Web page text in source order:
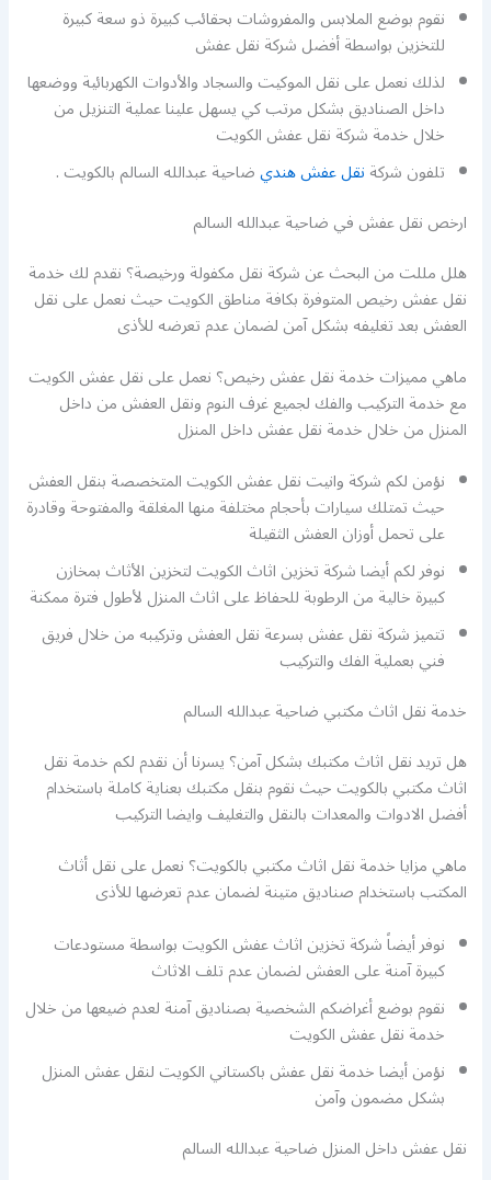
نقوم بوضع الملابس والمفروشات بحقائب كبيرة ذو سعة كبيرة
للتخزين بواسطة أفضل شركة نقل عفش
لذلك نعمل على نقل الموكيت والسجاد والأدوات الكهربائية ووضعها
داخل الصناديق بشكل مرتب كي يسهل علينا عملية التنزيل من
خلال خدمة شركة نقل عفش الكويت
تلفون شركةنقل عفش هنديضاحية عبدالله السالم بالكويت .
ارخص نقل عفش في ضاحية عبدالله السالم
هلل مللت من البحث عن شركة نقل مكفولة ورخيصة؟ نقدم لك خدمة
نقل عفش رخيص المتوفرة بكافة مناطق الكويت حيث نعمل على نقل
العفش بعد تغليفه بشكل آمن لضمان عدم تعرضه للأذى
ماهي مميزات خدمة نقل عفش رخيص؟ نعمل على نقل عفش الكويت
مع خدمة التركيب والفك لجميع غرف النوم ونقل العفش من داخل
المنزل من خلال خدمة نقل عفش داخل المنزل
نؤمن لكم شركة وانيت نقل عفش الكويت المتخصصة بنقل العفش
حيث تمتلك سيارات بأحجام مختلفة منها المغلقة والمفتوحة وقادرة
على تحمل أوزان العفش الثقيلة
نوفر لكم أيضا شركة تخزين اثاث الكويت لتخزين الأثاث بمخازن
كبيرة خالية من الرطوبة للحفاظ على اثاث المنزل لأطول فترة ممكنة
تتميز شركة نقل عفش بسرعة نقل العفش وتركيبه من خلال فريق
فني بعملية الفك والتركيب
خدمة نقل اثاث مكتبي ضاحية عبدالله السالم
هل تريد نقل اثاث مكتبك بشكل آمن؟ يسرنا أن نقدم لكم خدمة نقل
اثاث مكتبي بالكويت حيث نقوم بنقل مكتبك بعناية كاملة باستخدام
أفضل الادوات والمعدات بالنقل والتغليف وايضا التركيب
ماهي مزايا خدمة نقل اثاث مكتبي بالكويت؟ نعمل على نقل أثاث
المكتب باستخدام صناديق متينة لضمان عدم تعرضها للأذى
نوفر أيضاً شركة تخزين اثاث عفش الكويت بواسطة مستودعات
كبيرة آمنة على العفش لضمان عدم تلف الاثاث
نقوم بوضع أغراضكم الشخصية بصناديق آمنة لعدم ضيعها من خلال
خدمة نقل عفش الكويت
نؤمن أيضا خدمة نقل عفش باكستاني الكويت لنقل عفش المنزل
بشكل مضمون وآمن
نقل عفش داخل المنزل ضاحية عبدالله السالم